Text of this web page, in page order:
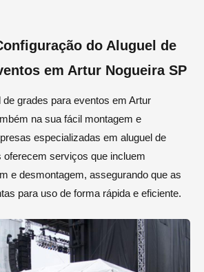
do Aluguel de
em Artur Nogueira SP
de grades para eventos em Artur
na sua fácil montagem e
especializadas em aluguel de
oferecem serviços que incluem
e desmontagem, assegurando que as
para uso de forma rápida e eficiente.